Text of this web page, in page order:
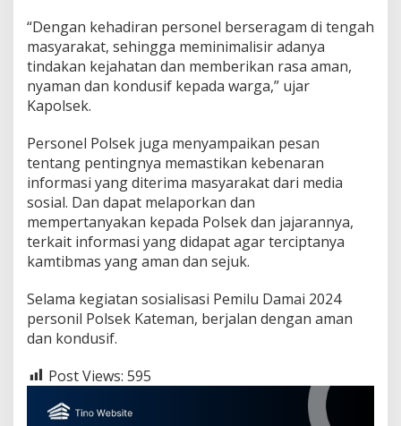
n
a
k
n
s
i
a
l
i
s
a
s
i
e
m
u
D
m
“Dengan kehadiran personel berseragam di tengah
masyarakat, sehingga meminimalisir adanya
tindakan kejahatan dan memberikan rasa aman,
nyaman dan kondusif kepada warga,” ujar
Kapolsek.
Personel Polsek juga menyampaikan pesan
tentang pentingnya memastikan kebenaran
informasi yang diterima masyarakat dari media
sosial. Dan dapat melaporkan dan
mempertanyakan kepada Polsek dan jajarannya,
terkait informasi yang didapat agar terciptanya
kamtibmas yang aman dan sejuk.
Selama kegiatan sosialisasi Pemilu Damai 2024
personil Polsek Kateman, berjalan dengan aman
dan kondusif.
Post Views: 595